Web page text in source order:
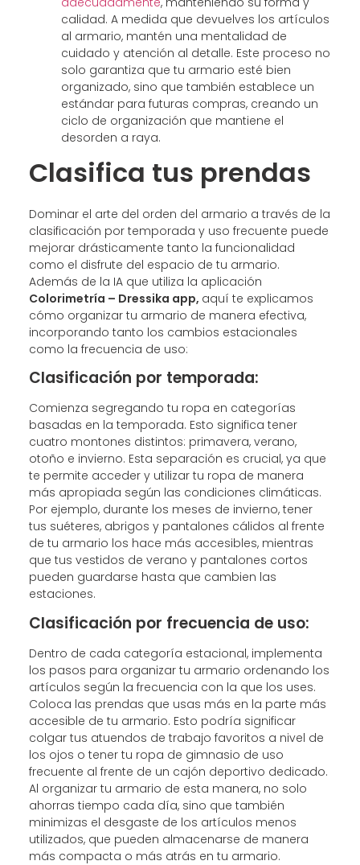
calidad. A medida que devuelves los artículos
al armario, mantén una mentalidad de
cuidado y atención al detalle. Este proceso no
solo garantiza que tu armario esté bien
organizado, sino que también establece un
estándar para futuras compras, creando un
ciclo de organización que mantiene el
desorden a raya.
Clasifica tus prendas
Dominar el arte del orden del armario a través de la
clasificación por temporada y uso frecuente puede
mejorar drásticamente tanto la funcionalidad
como el disfrute del espacio de tu armario.
Además de la IA que utiliza la aplicación
Colorimetría – Dressika app, aquí te explicamos
cómo organizar tu armario de manera efectiva,
incorporando tanto los cambios estacionales
como la frecuencia de uso:
Clasificación por temporada:
Comienza segregando tu ropa en categorías
basadas en la temporada. Esto significa tener
cuatro montones distintos: primavera, verano,
otoño e invierno. Esta separación es crucial, ya que
te permite acceder y utilizar tu ropa de manera
más apropiada según las condiciones climáticas.
Por ejemplo, durante los meses de invierno, tener
tus suéteres, abrigos y pantalones cálidos al frente
de tu armario los hace más accesibles, mientras
que tus vestidos de verano y pantalones cortos
pueden guardarse hasta que cambien las
estaciones.
Clasificación por frecuencia de uso:
Dentro de cada categoría estacional, implementa
los pasos para organizar tu armario ordenando los
artículos según la frecuencia con la que los uses.
Coloca las prendas que usas más en la parte más
accesible de tu armario. Esto podría significar
colgar tus atuendos de trabajo favoritos a nivel de
los ojos o tener tu ropa de gimnasio de uso
frecuente al frente de un cajón deportivo dedicado.
Al organizar tu armario de esta manera, no solo
ahorras tiempo cada día, sino que también
minimizas el desgaste de los artículos menos
utilizados, que pueden almacenarse de manera
más compacta o más atrás en tu armario.